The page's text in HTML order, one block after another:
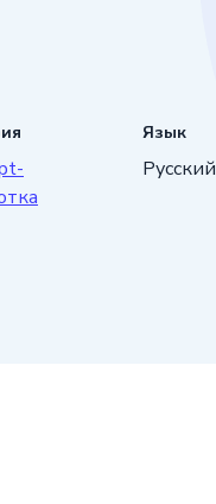
Язык
Русский